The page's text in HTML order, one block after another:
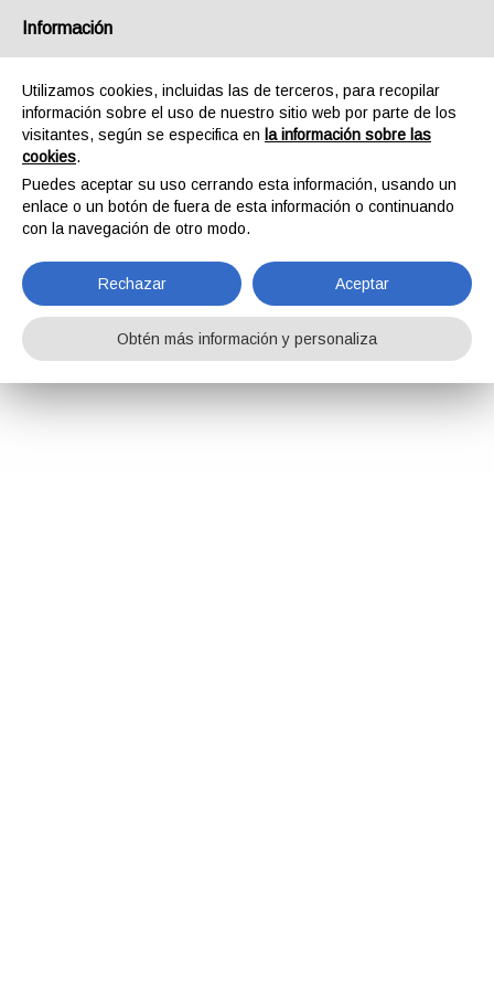
Información
Utilizamos cookies, incluidas las de terceros, para recopilar
información sobre el uso de nuestro sitio web por parte de los
visitantes, según se especifica en la información sobre las
cookies.
Puedes aceptar su uso cerrando esta información, usando un
enlace o un botón de fuera de esta información o continuando
con la navegación de otro modo.
Rechazar Aceptar
Obtén más información y personaliza